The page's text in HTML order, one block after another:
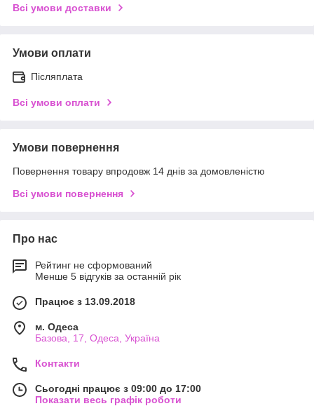
Всі умови доставки
Умови оплати
Післяплата
Всі умови оплати
Умови повернення
Повернення товару впродовж 14 днів за домовленістю
Всі умови повернення
Про нас
Рейтинг не сформований
Менше 5 відгуків за останній рік
Працює з 13.09.2018
м. Одеса
Базова, 17, Одеса, Україна
Контакти
Сьогодні працює з 09:00 до 17:00
Показати весь графік роботи